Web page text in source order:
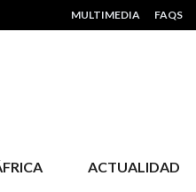
HEADER MENU
MULTIMEDIA FAQS
ACTUALIDAD